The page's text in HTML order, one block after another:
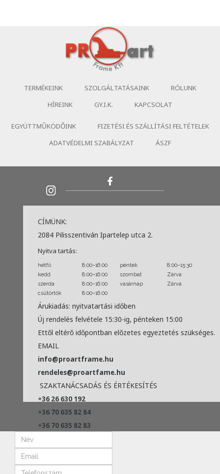
TERMÉKEINK SZOLGÁLTATÁSAINK
RÓLUNK
HÍREINK
GY.I.K. KAPCSOLAT
EGYÜTTMŰKÖDŐINK
FIZETÉSI ÉS SZÁLLÍTÁSI FELTÉTELEK
ADATVÉDELMI SZABÁLYZAT
ÁSZF
CÍMÜNK:
2084 Pilisszentiván Ipartelep utca 2.
Nyitva tartás:
hétfő 8:00–16:00 péntek
8:00–15:30
kedd
8:00–16:00 szombat
Zárva
szerda
8:00–16:00 vasárnap
Zárva
csütörtök
8:00–16:00
Árukiadás: nyitvatartási időben
Új rendelés felvétele 15:30-ig, pénteken 15:00
Ettől eltérő időpontban előzetes egyeztetés szükséges.
EMAIL
info@proartframe.hu
rendeles@proartfame.hu
SZAKTANÁCSADÁS ÉS ÉRTÉKESÍTÉS
+36 26 630 192
+36 70 635 82 84
+36 70 635 82 83